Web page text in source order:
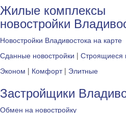
Жилые комплексы
новостройки
Новостройки Владивостока на карте
Сданные новостройки | Строящиеся
Эконом | Комфорт| Элитные
Застройщики
Обмен на новостройку